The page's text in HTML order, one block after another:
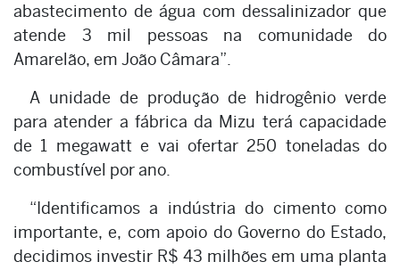
abastecimento de água com dessalinizador que
atende 3 mil pessoas na comunidade do
Amarelão, em João Câmara”.
A unidade de produção de hidrogênio verde
para atender a fábrica da Mizu terá capacidade
de 1 megawatt e vai ofertar 250 toneladas do
combustível por ano.
“Identificamos a indústria do cimento como
importante, e, com apoio do Governo do Estado,
decidimos investir R$ 43 milhões em uma planta